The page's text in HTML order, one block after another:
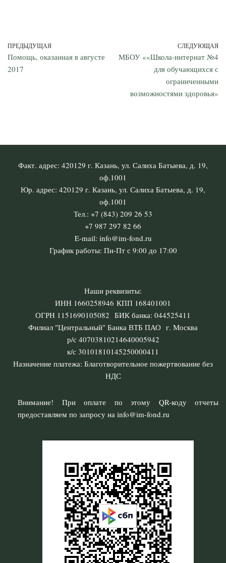
ПРЕДЫДУЩАЯ
Помощь, оказанная в августе
2017
СЛЕДУЮЩАЯ
МБОУ ««Школа-интернат №4
для обучающихся с
ограниченными
возможностями здоровья»
Факт. адрес: 420129 г. Казань, ул. Салиха Батыева, д. 19,
оф.1001
Юр. адрес: 420129 г. Казань, ул. Салиха Батыева, д. 19,
оф.1001
Тел.: +7 (843) 209 26 53
+7 987 297 82 66
E-mail: info@im-fond.ru
График работы: Пн-Пт с 9:00 до 17:00
Наши реквизиты:
ИНН 1660258946 КПП 168401001
ОГРН 1151690105082 БИК банка: 044525411
Филиал "Центральный" Банка ВТБ ПАО г. Москва
р/с 40703810214640005942
к/с 30101810145250000411
Назначение платежа: Благотворительное пожертвование без
НДС
Внимание! При оплате по этому QR-коду отчеты
предоставляем по запросу на info@im-fond.ru